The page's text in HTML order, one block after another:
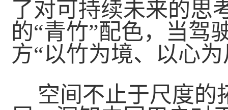
了对可持续未来的思
的“青竹”配色，当驾
方“以竹为境、以心
空间不止于尺度的